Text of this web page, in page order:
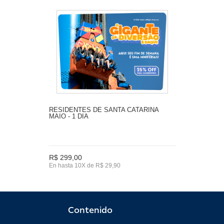
RESIDENTES DE SANTA CATARINA
MAIO - 1 DIA
R$ 299,00
En hasta 10X de R$ 29,90
Contenido